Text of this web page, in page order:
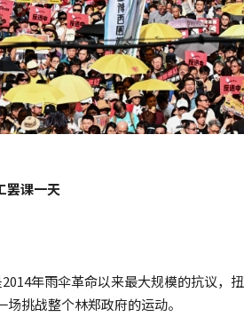
罢课一天
年雨伞革命以来最大规模的抗议，
挑战整个林郑政府的运动。